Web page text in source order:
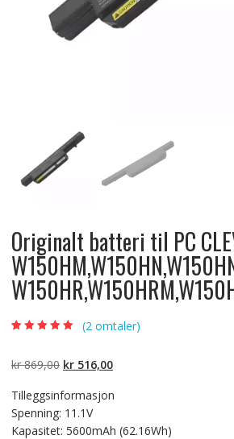
Originalt batteri til PC
kundevurderinger
(2omtaler)
kr869,00 Opprinnelig
var:
kr 869,00.
kr516,00Nåværende
er:
Tilleggsinformasjon
Spenning: 11.1V
Kapasitet: 5600mAh (62.16Wh)